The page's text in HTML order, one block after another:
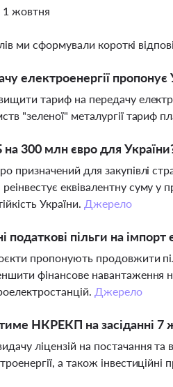
1 жовтня
ми сформували короткі
електроенергії пропонує
тариф на передачу
"зеленої" металургії тариф
300 млн євро для
призначений для закупівлі
еквівалентну суму у
України. Джерело
пільги на імпорт
пропонують продовжити
фінансове навантаження
Джерело
НКРЕКП на засіданні 7
ліцензій на постачання та
а також